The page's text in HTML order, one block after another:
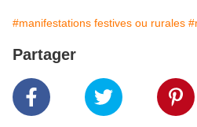
#manifestations festives ou rurales
Partager